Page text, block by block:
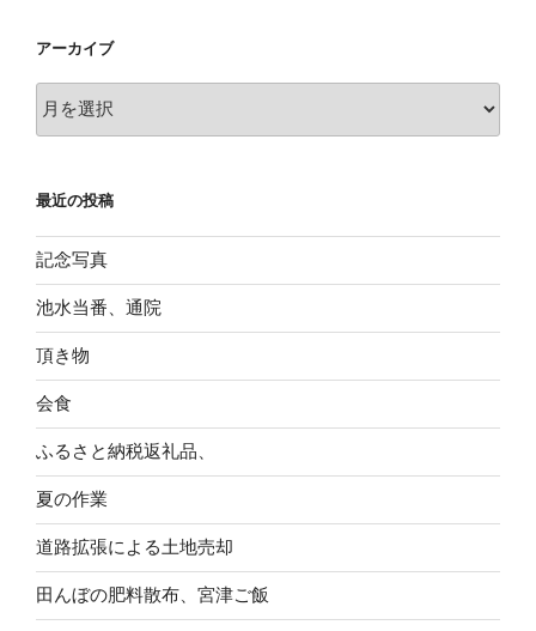
アーカイブ
ー
ブ
最近の投稿
記念写真
池水当番、通院
頂き物
会食
ふるさと納税返礼品、
夏の作業
道路拡張による土地売却
田んぼの肥料散布、宮津ご飯